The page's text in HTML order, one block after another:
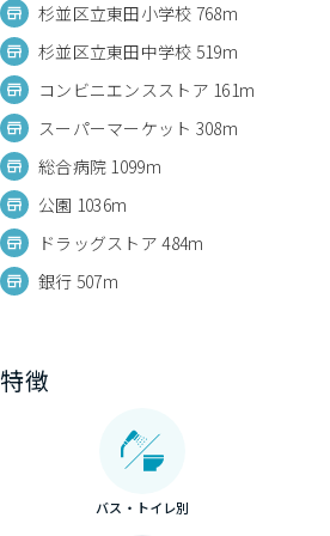
杉並区立東田小学校 768m
杉並区立東田中学校 519m
コンビニエンスストア 161m
スーパーマーケット 308m
総合病院 1099m
公園 1036m
ドラッグストア 484m
銀行 507m
特徴
バス・トイレ別